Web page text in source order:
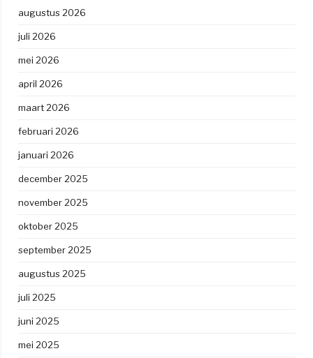
augustus 2026
juli 2026
mei 2026
april 2026
maart 2026
februari 2026
januari 2026
december 2025
november 2025
oktober 2025
september 2025
augustus 2025
juli 2025
juni 2025
mei 2025